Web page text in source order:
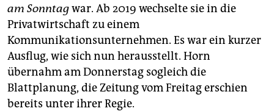
am Sonntagwar. Ab 2019 wechselte sie in die
Privatwirtschaft zu einem
Kommunikationsunternehmen. Es war ein kurzer
Ausflug, wie sich nun herausstellt. Horn
übernahm am Donnerstag sogleich die
Blattplanung, die Zeitung vom Freitag erschien
bereits unter ihrer Regie.